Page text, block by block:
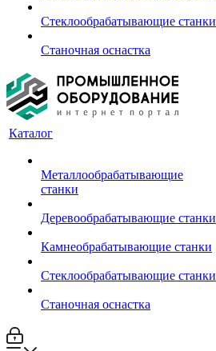
Стеклообрабатывающие станки
Станочная оснастка
Каталог
Металлообрабатывающие
станки
Деревообрабатывающие станки
Камнеобрабатывающие станки
Стеклообрабатывающие станки
Станочная оснастка